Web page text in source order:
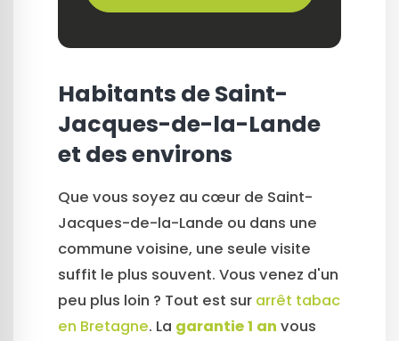
Habitants de Saint-
Jacques-de-la-Lande
et des environs
Que vous soyez au cœur de Saint-
Jacques-de-la-Lande ou dans une
commune voisine, une seule visite
suffit le plus souvent. Vous venez d'un
peu plus loin ? Tout est sur arrêt tabac
en Bretagne. La garantie 1 an vous